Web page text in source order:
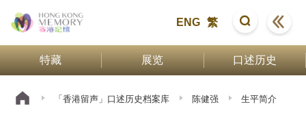
ENG 繁
特藏 展览 口述历史
「香港留声」口述历史档案库 陈健强 生平简介